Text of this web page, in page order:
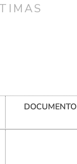
DOCUMENTO